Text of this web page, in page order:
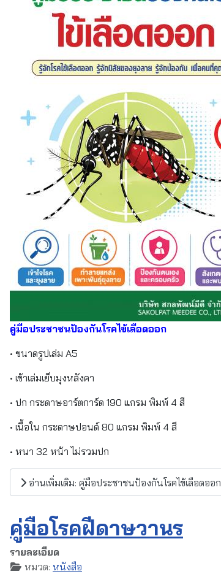
คู่มือประชาชนป้องกันโรคไข้เลือดออก
• ขนาดรูปเล่ม A5
• เข้าเล่มเย็บมุงหลังคา
• ปก กระดาษอาร์ตการ์ด 190 แกรม พิมพ์ 4 สี
• เนื้อใน กระดาษปอนด์ 80 แกรม พิมพ์ 4 สี
• หนา 32 หน้า ไม่รวมปก
อ่านเพิ่มเติม: คู่มือประชาชนป้องกันโรคไข้เลือดออก
คู่มือโรคฝีดาษวานร
รายละเอียด
หมวด: หนังสือ